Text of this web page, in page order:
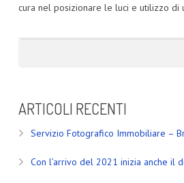
cura nel posizionare le luci e utilizzo di
ARTICOLI RECENTI
Servizio Fotografico Immobiliare –
Con l’arrivo del 2021 inizia anche il